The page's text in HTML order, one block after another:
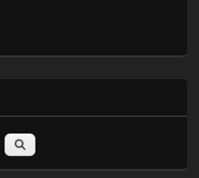
Pesquisar